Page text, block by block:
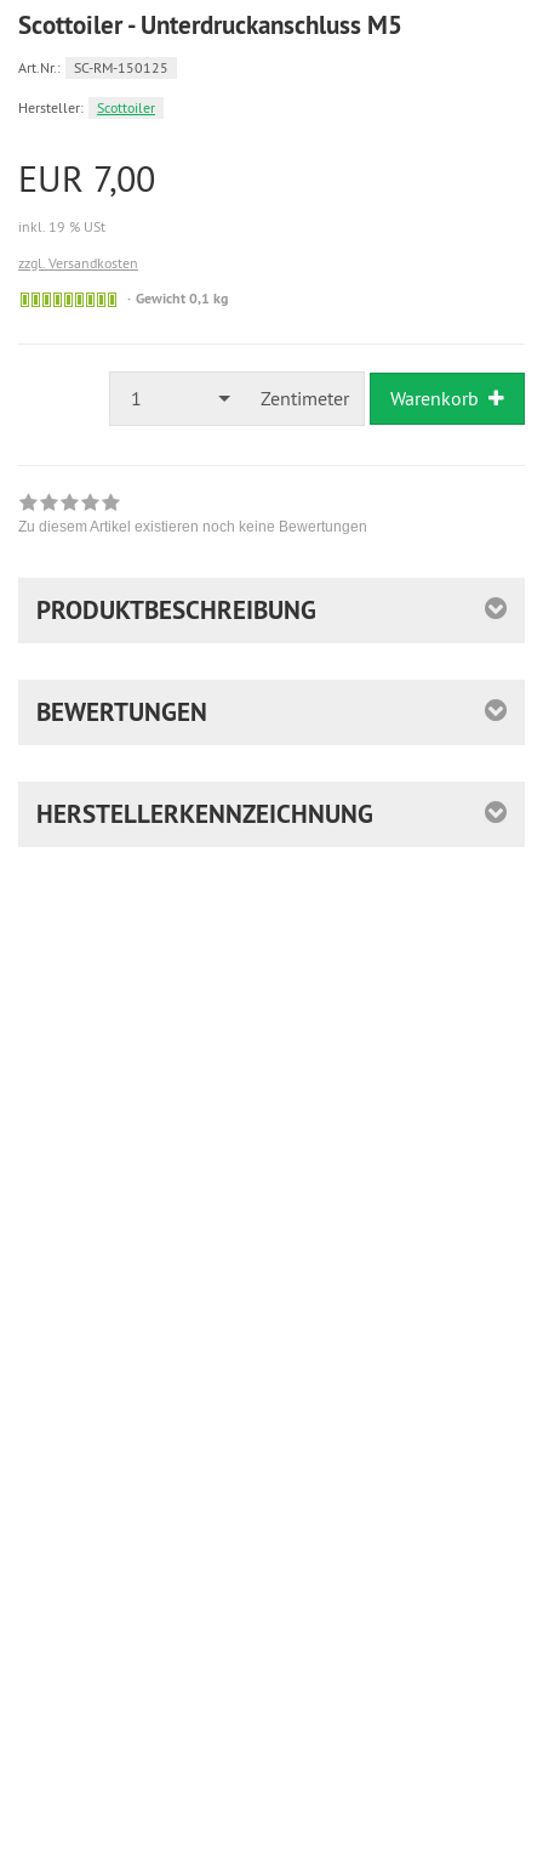
Scottoiler - Unterdruckanschluss M5
Art.Nr.: SC-RM-150125
Hersteller: Scottoiler
EUR 7,00
inkl. 19 % USt
zzgl. Versandkosten
Gewicht 0,1 kg
1 Zentimeter Warenkorb
Zu diesem Artikel existieren noch keine Bewertungen
PRODUKTBESCHREIBUNG
BEWERTUNGEN
HERSTELLERKENNZEICHNUNG